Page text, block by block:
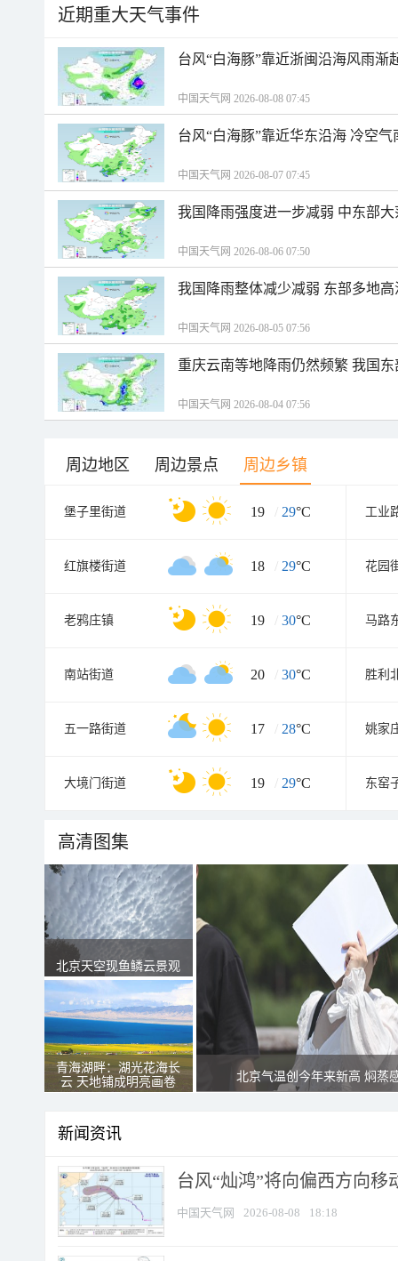
近期重大天气事件
台风“白海豚”靠近浙闽沿海风雨渐
中国天气网 2026-08-08 07:45
台风“白海豚”靠近华东沿海 冷空
中国天气网 2026-08-07 07:45
我国降雨强度进一步减弱 中东部
中国天气网 2026-08-06 07:50
我国降雨整体减少减弱 东部多地
中国天气网 2026-08-05 07:56
重庆云南等地降雨仍然频繁 我国
中国天气网 2026-08-04 07:56
周边地区 周边景点 周边乡镇
堡子里街道 19 / 29°C 工业
红旗楼街道 18 / 29°C 花园
老鸦庄镇 19 / 30°C 马路
南站街道 20 / 30°C 胜利
五一路街道 17 / 28°C 姚家
大境门街道 19 / 29°C 东窑
高清图集
北京天空现鱼鳞云景观
青海湖畔：湖光花海长
云 天地铺成明亮画卷
北京气温创今年来新高 焖蒸
新闻资讯
台风“灿鸿”将向偏西方向移
中国天气网 2026-08-08 18:18